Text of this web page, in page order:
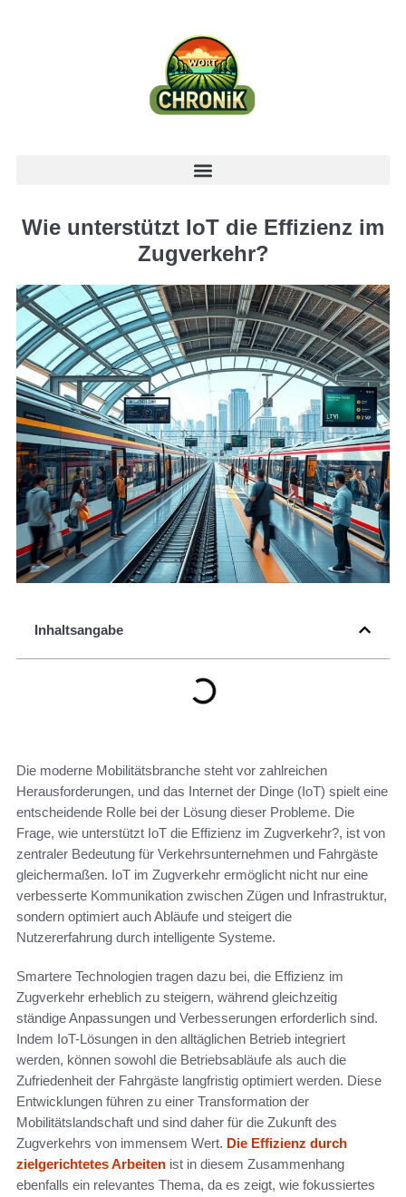
Wie unterstützt IoT die Effizienz im
Zugverkehr?
Inhaltsangabe
Die moderne Mobilitätsbranche steht vor zahlreichen
Herausforderungen, und das Internet der Dinge (IoT) spielt eine
entscheidende Rolle bei der Lösung dieser Probleme. Die
Frage, wie unterstützt IoT die Effizienz im Zugverkehr?, ist von
zentraler Bedeutung für Verkehrsunternehmen und Fahrgäste
gleichermaßen. IoT im Zugverkehr ermöglicht nicht nur eine
verbesserte Kommunikation zwischen Zügen und Infrastruktur,
sondern optimiert auch Abläufe und steigert die
Nutzererfahrung durch intelligente Systeme.
Smartere Technologien tragen dazu bei, die Effizienz im
Zugverkehr erheblich zu steigern, während gleichzeitig
ständige Anpassungen und Verbesserungen erforderlich sind.
Indem IoT-Lösungen in den alltäglichen Betrieb integriert
werden, können sowohl die Betriebsabläufe als auch die
Zufriedenheit der Fahrgäste langfristig optimiert werden. Diese
Entwicklungen führen zu einer Transformation der
Mobilitätslandschaft und sind daher für die Zukunft des
Zugverkehrs von immensem Wert. Die Effizienz durch
zielgerichtetes Arbeiten ist in diesem Zusammenhang
ebenfalls ein relevantes Thema, da es zeigt, wie fokussiertes